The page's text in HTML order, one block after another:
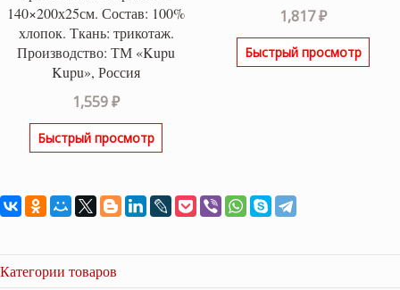
140×200х25см. Состав: 100%
хлопок. Ткань: трикотаж.
Производство: ТМ «Kupu
Kupu», Россия
1,559₽
Быстрый просмотр
1,817₽
Быстрый просмотр
Категории товаров